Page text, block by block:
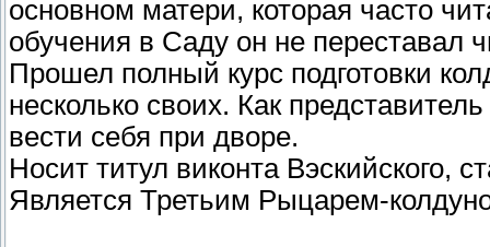
основном матери, которая часто
обучения в Саду он не переставал
Прошел полный курс подготовки
несколько своих. Как
вести себя при дворе.
Носит титул виконта Вэскийского,
Является Третьим Рыцарем-